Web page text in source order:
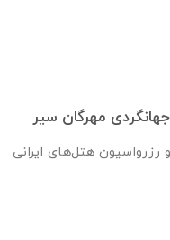
مهرگان سیر